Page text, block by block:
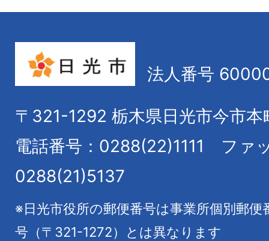
法人番号
〒321-1292 栃木県日光市今市本
電話番号：0288(22)1111
ファ
0288(21)5137
※日光市役所の郵便番号は事業所個別郵
号（〒321-1272）とは異なります